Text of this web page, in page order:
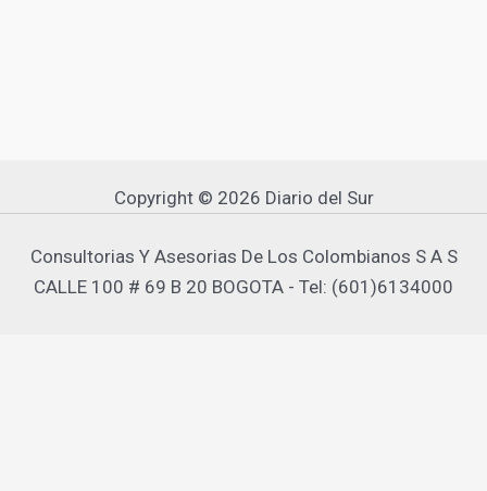
Copyright © 2026 Diario del Sur
Consultorias Y Asesorias De Los Colombianos S A S
CALLE 100 # 69 B 20 BOGOTA - Tel: (601)6134000